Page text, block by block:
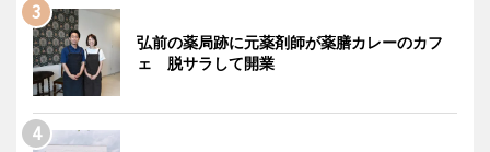
弘前の薬局跡に元薬剤師が薬膳カレーのカフ
ェ 脱サラして開業